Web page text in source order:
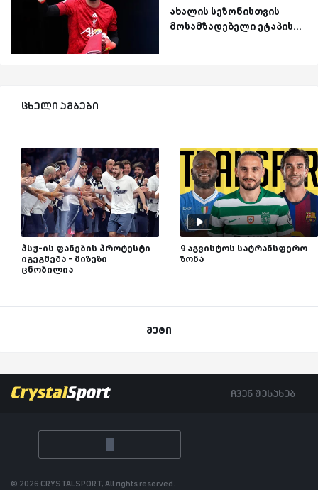
ახალის სეზონისთვის
მოსამზადებელი ეტაპის...
ცხელი ამბები
პსჟ-ის ფანების პროტესტი
იგეგმება - მიზეზი
ცნობილია
9 აგვისტოს სატრანსფერო
ზონა
მეტი
ჩვენ შესახებ
© 2026 CRYSTALSPORT, All rights reserved.